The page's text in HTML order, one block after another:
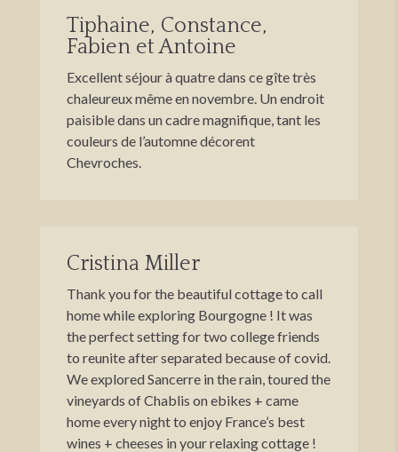
Tiphaine, Constance,
Fabien et Antoine
Excellent séjour à quatre dans ce gîte très
chaleureux même en novembre. Un endroit
paisible dans un cadre magnifique, tant les
couleurs de l’automne décorent
Chevroches.
Cristina Miller
Thank you for the beautiful cottage to call
home while exploring Bourgogne ! It was
the perfect setting for two college friends
to reunite after separated because of covid.
We explored Sancerre in the rain, toured the
vineyards of Chablis on ebikes + came
home every night to enjoy France’s best
wines + cheeses in your relaxing cottage !